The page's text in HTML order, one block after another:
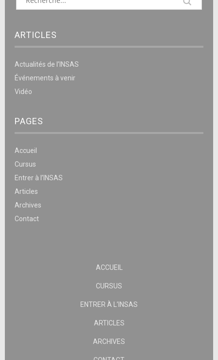
ARTICLES
Actualités de l’INSAS
Événements à venir
Vidéo
PAGES
Accueil
Cursus
Entrer à l’INSAS
Articles
Archives
Contact
ACCUEIL
CURSUS
ENTRER À L’INSAS
ARTICLES
ARCHIVES